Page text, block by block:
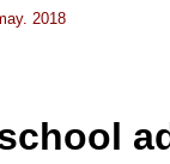
2018